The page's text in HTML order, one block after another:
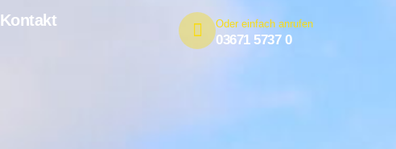
Kontakt Oder einfach anrufen
03671 5737 0